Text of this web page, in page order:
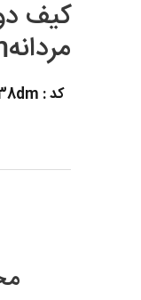
کیف
مردانه138dm
کد : 138dm